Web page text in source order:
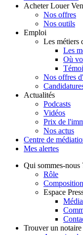
Acheter Louer
Nos offres
Nos outils
Emploi
Les métiers
Les
Où
Nos offres
Actualités
Podcasts
Vidéos
Prix de
Nos actus
Centre de
Mes alertes
Qui sommes-nous
Rôle
Composition
Espace
Trouver un notaire